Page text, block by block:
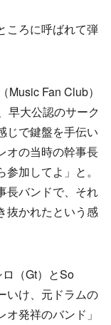
ころに呼ばれて弾
Fan Club）
早大公認のサーク
じで鍵盤を手伝い
オの当時の幹事長
加してよ」と。
長バンドで、それ
抜かれたという感
（Gt）とSo
いけ、元ドラムの
発祥のバンド」